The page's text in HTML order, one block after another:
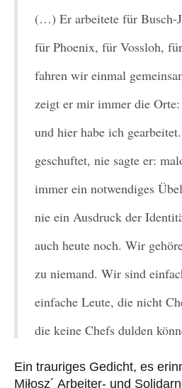
(…) Er arbeitete für Busch-
für Phoenix, für Vossloh,
fahren wir einmal
zeigt er mir immer die
und hier habe ich
geschuftet, nie sagte er:
immer ein notwendiges
nie ein Ausdruck der
auch heute noch. Wir
zu niemand. Wir sind
einfache Leute, die nicht
die keine Chefs dulden
Ein trauriges Gedicht, es
Miłosz´ Arbeiter- und